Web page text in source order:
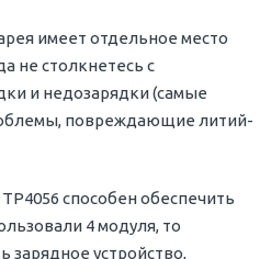
имеет отдельное место
не столкнетесь с
и недозарядки (самые
повреждающие литий-
способен обеспечить
4 модуля, то
зарядное устройство,